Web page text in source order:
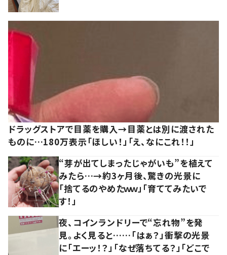
ドラッグストアで目薬を購入→目薬とは別に渡された
ものに…180万表示「ほしい！」「え、なにこれ！！」
“芽が出てしまったじゃがいも”を植えて
みたら…→約3ヶ月後、驚きの光景に
「捨てるのやめたｗｗ」「育ててみたいで
す！」
夜、コインランドリーで“忘れ物”を発
見。よく見ると……「はぁ？」衝撃の光景
に「エーッ！？」「なぜ落ちてる？」「どこで